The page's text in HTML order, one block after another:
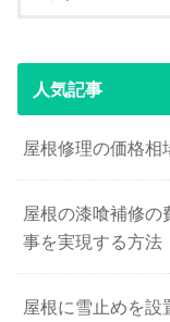
人気記事
屋根修理の価格相
屋根の漆喰補修の
事を実現する方法
屋根に雪止めを設